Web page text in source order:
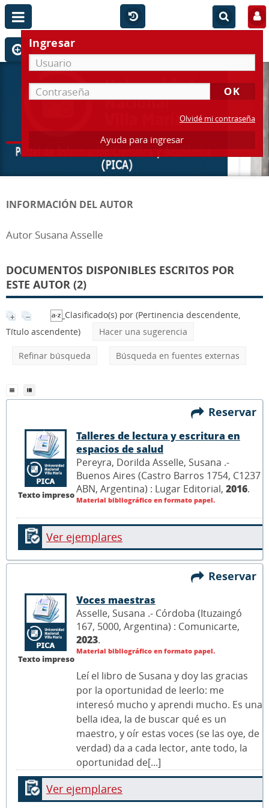
Ingresar
Olvidé mi contraseña
Ayuda para ingresar
INFORMACIÓN DEL AUTOR
Autor Susana Asselle
DOCUMENTOS DISPONIBLES ESCRITOS POR
ESTE AUTOR (2)
Clasificado(s) por (Pertinencia descendente,
Título ascendente)
Hacer una sugerencia
Refinar búsqueda Búsqueda en fuentes externas
Reservar
Texto impreso
Talleres de lectura y escritura en
espacios de salud
Pereyra, Dorilda Asselle, Susana .-
Buenos Aires (Castro Barros 1754, C1237
ABN, Argentina) : Lugar Editorial, 2016.
Material bibliográfico en formato papel.
Ver ejemplares
Reservar
Texto impreso
Voces maestras
Asselle, Susana .- Córdoba (Ituzaingó
167, 5000, Argentina) : Comunicarte,
2023.
Material bibliográfico en formato papel.
Leí el libro de Susana y doy las gracias
por la oportunidad de leerlo: me
interesó mucho y aprendi mucho. Es una
bella idea, la de buscar qué es un
maestro, y oír estas voces (se las oye, de
verdad) da a cada lector, ante todo, la
oportunidad de[...]
Ver ejemplares